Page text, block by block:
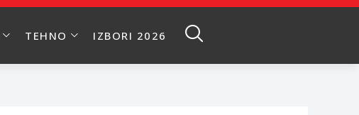
TEHNO IZBORI 2026